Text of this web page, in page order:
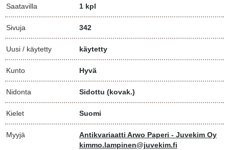
Saatavilla 1 kpl
Sivuja 342
Uusi / käytetty käytetty
Kunto Hyvä
Nidonta Sidottu (kovak.)
Kielet Suomi
Myyjä
Antikvariaatti Arwo Paperi - Juvekim Oy
kimmo.lampinen@juvekim.fi